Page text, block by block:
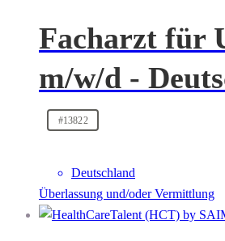
Facharzt für
m/w/d -
#13822
Deutschland
Überlassung und/oder Vermittlung